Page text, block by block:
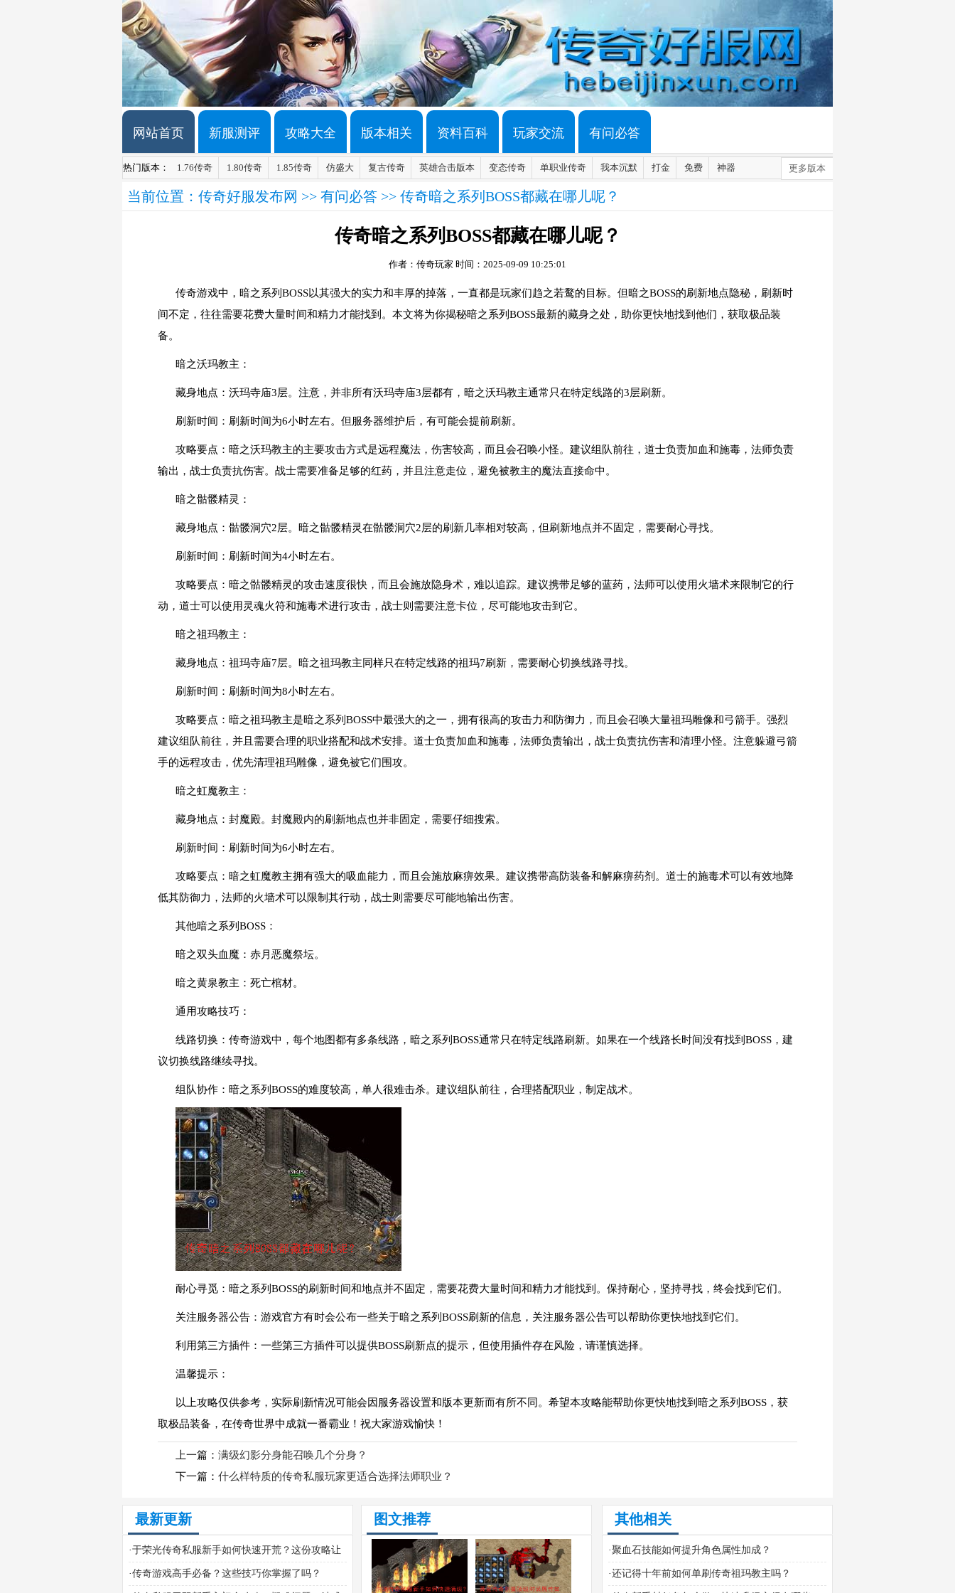
网站首页 新服测评 攻略大全 版本相关 资料百科 玩家交流 有问必答
热门版本： 1.76传奇 1.80传奇 1.85传奇 仿盛大 复古传奇 英雄合击版本 变态传奇 单职业传奇 我本沉默 打金 免费 神器 更多版本
当前位置： 传奇好服发布网 >> 有问必答 >> 传奇暗之系列BOSS都藏在哪儿呢？
传奇暗之系列BOSS都藏在哪儿呢？
作者：传奇玩家 时间：2025-09-09 10:25:01
传奇游戏中，暗之系列BOSS以其强大的实力和丰厚的掉落，一直都是玩家们趋之若鹜的目标。但暗之BOSS的刷新地点隐秘，刷新时
间不定，往往需要花费大量时间和精力才能找到。本文将为你揭秘暗之系列BOSS最新的藏身之处，助你更快地找到他们，获取极品装
备。
暗之沃玛教主：
藏身地点：沃玛寺庙3层。注意，并非所有沃玛寺庙3层都有，暗之沃玛教主通常只在特定线路的3层刷新。
刷新时间：刷新时间为6小时左右。但服务器维护后，有可能会提前刷新。
攻略要点：暗之沃玛教主的主要攻击方式是远程魔法，伤害较高，而且会召唤小怪。建议组队前往，道士负责加血和施毒，法师负责
输出，战士负责抗伤害。战士需要准备足够的红药，并且注意走位，避免被教主的魔法直接命中。
暗之骷髅精灵：
藏身地点：骷髅洞穴2层。暗之骷髅精灵在骷髅洞穴2层的刷新几率相对较高，但刷新地点并不固定，需要耐心寻找。
刷新时间：刷新时间为4小时左右。
攻略要点：暗之骷髅精灵的攻击速度很快，而且会施放隐身术，难以追踪。建议携带足够的蓝药，法师可以使用火墙术来限制它的行
动，道士可以使用灵魂火符和施毒术进行攻击，战士则需要注意卡位，尽可能地攻击到它。
暗之祖玛教主：
藏身地点：祖玛寺庙7层。暗之祖玛教主同样只在特定线路的祖玛7刷新，需要耐心切换线路寻找。
刷新时间：刷新时间为8小时左右。
攻略要点：暗之祖玛教主是暗之系列BOSS中最强大的之一，拥有很高的攻击力和防御力，而且会召唤大量祖玛雕像和弓箭手。强烈
建议组队前往，并且需要合理的职业搭配和战术安排。道士负责加血和施毒，法师负责输出，战士负责抗伤害和清理小怪。注意躲避弓箭
手的远程攻击，优先清理祖玛雕像，避免被它们围攻。
暗之虹魔教主：
藏身地点：封魔殿。封魔殿内的刷新地点也并非固定，需要仔细搜索。
刷新时间：刷新时间为6小时左右。
攻略要点：暗之虹魔教主拥有强大的吸血能力，而且会施放麻痹效果。建议携带高防装备和解麻痹药剂。道士的施毒术可以有效地降
低其防御力，法师的火墙术可以限制其行动，战士则需要尽可能地输出伤害。
其他暗之系列BOSS：
暗之双头血魔：赤月恶魔祭坛。
暗之黄泉教主：死亡棺材。
通用攻略技巧：
线路切换：传奇游戏中，每个地图都有多条线路，暗之系列BOSS通常只在特定线路刷新。如果在一个线路长时间没有找到BOSS，建
议切换线路继续寻找。
组队协作：暗之系列BOSS的难度较高，单人很难击杀。建议组队前往，合理搭配职业，制定战术。
耐心寻觅：暗之系列BOSS的刷新时间和地点并不固定，需要花费大量时间和精力才能找到。保持耐心，坚持寻找，终会找到它们。
关注服务器公告：游戏官方有时会公布一些关于暗之系列BOSS刷新的信息，关注服务器公告可以帮助你更快地找到它们。
利用第三方插件：一些第三方插件可以提供BOSS刷新点的提示，但使用插件存在风险，请谨慎选择。
温馨提示：
以上攻略仅供参考，实际刷新情况可能会因服务器设置和版本更新而有所不同。希望本攻略能帮助你更快地找到暗之系列BOSS，获
取极品装备，在传奇世界中成就一番霸业！祝大家游戏愉快！
上一篇： 满级幻影分身能召唤几个分身？
下一篇： 什么样特质的传奇私服玩家更适合选择法师职业？
最新更新
·于荣光传奇私服新手如何快速开荒？这份攻略让
你秒变老司机
·传奇游戏高手必备？这些技巧你掌握了吗？
图文推荐 其他相关
·聚血石技能如何提升角色属性加成？
·还记得十年前如何单刷传奇祖玛教主吗？